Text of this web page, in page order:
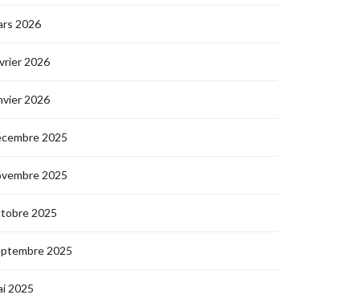
2026
2026
2026
2025
2025
2025
2025
2025